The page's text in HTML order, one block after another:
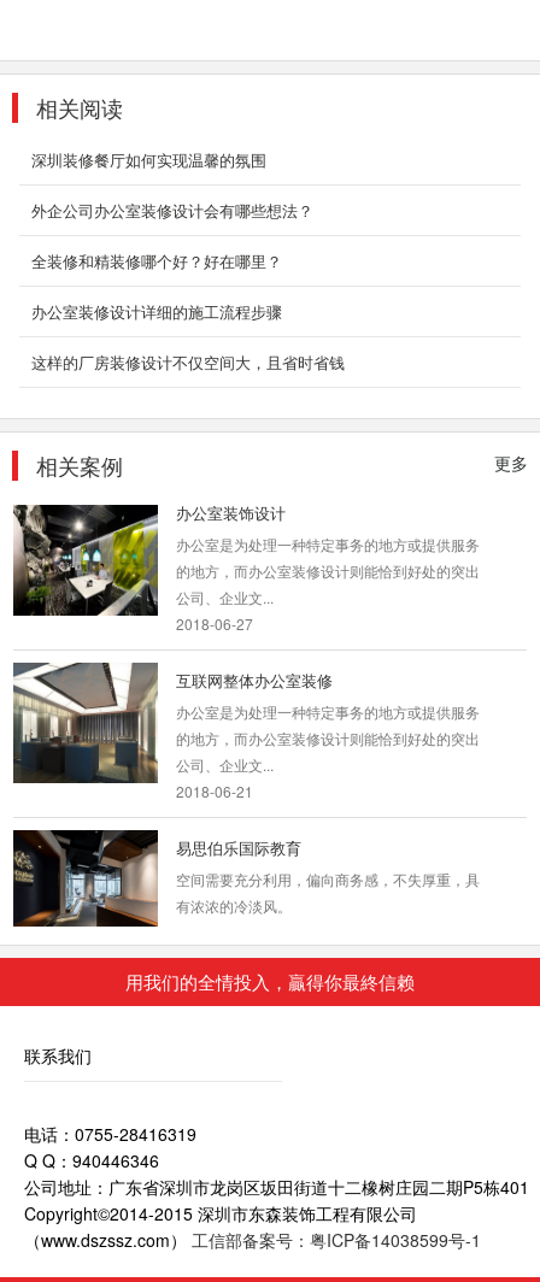
相关阅读
深圳装修餐厅如何实现温馨的氛围
外企公司办公室装修设计会有哪些想法？
全装修和精装修哪个好？好在哪里？
办公室装修设计详细的施工流程步骤
这样的厂房装修设计不仅空间大，且省时省钱
更多
相关案例
化。
南山办公室装修|深圳印象
集合成都多维设计事务所的独特设计、阿里巴巴
的平台技术与P2(联合创业办公社)的空间运营服
务，推出了全...
开放式办公室设计案例
开放式办公室装修设计是近年来比较流行的趋
势，摆脱传统封闭式的独立空间，采用通透、宽
敞的办公区域...
办公室装饰设计
办公室是为处理一种特定事务的地方或提供服务
的地方，而办公室装修设计则能恰到好处的突出
公司、企业文...
互联网整体办公室装修
办公室是为处理一种特定事务的地方或提供服务
的地方，而办公室装修设计则能恰到好处的突出
公司、企业文...
易思伯乐国际教育
空间需要充分利用，偏向商务感，不失厚重，具
有浓浓的冷淡风。
甲级写字楼办公室装修
时代人们更...
随着现在社会的快速发展，高楼大厦不只是只有
小区住宅，也有很多事办公商务楼。商务楼是我
们的公众场...
用我们的全情投入，贏得你最終信赖
联系我们
电话：0755-28416319
Q Q：940446346
公司地址：广东省深圳市龙岗区坂田街道十二橡树庄园二期P5栋401
Copyright©2014-2015 深圳市东森装饰工程有限公司
（www.dszssz.com） 工信部备案号：粤ICP备14038599号-1